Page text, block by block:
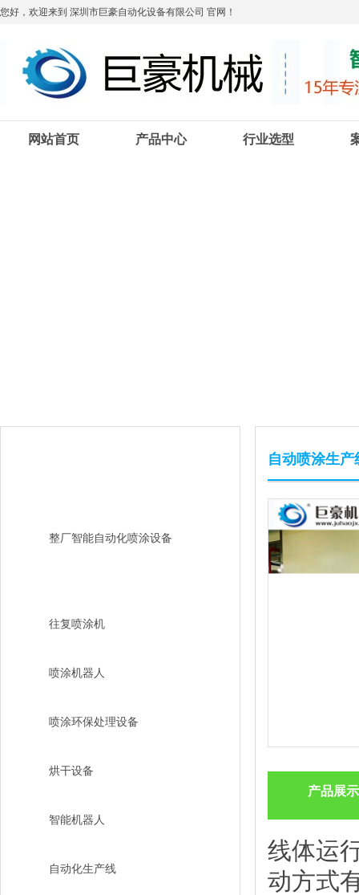
您好，欢迎来到 深圳市巨豪自动化设备有限公司 官网！
网站首页 产品中心 行业选型
整厂智能自动化喷涂设备
往复喷涂机
喷涂机器人
喷涂环保处理设备
烘干设备
智能机器人
自动化生产线
自动喷涂生产
产品展示
线体运
动方式